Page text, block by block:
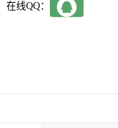
在线QQ：